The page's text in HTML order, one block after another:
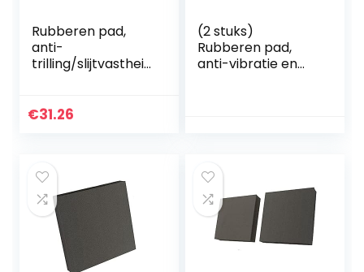
Rubberen pad,
anti-
trilling/slijtvastheid
machines
€31.26
(2 stuks)
Rubberen pad,
anti-vibratie en